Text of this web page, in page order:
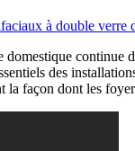
continue
des
la façon dont les